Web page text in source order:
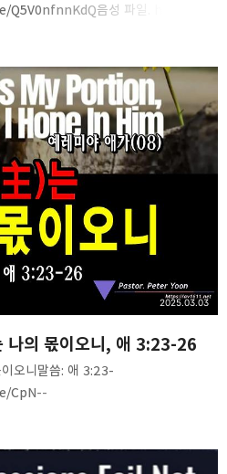
음성 파일. https://t
나의 몫이오니, 애 3:23-26
2025.03.03
오니말씀: 애 3:23-
CpN--